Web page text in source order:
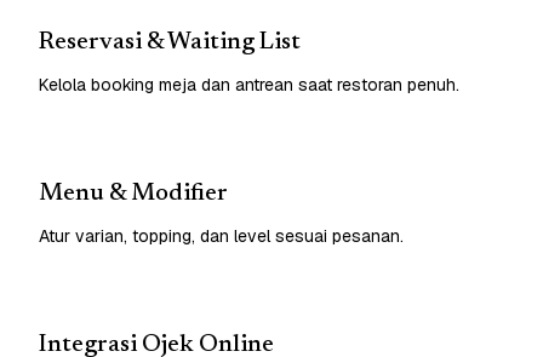
Reservasi & Waiting List
Kelola booking meja dan antrean saat restoran penuh.
Menu & Modifier
Atur varian, topping, dan level sesuai pesanan.
Integrasi Ojek Online